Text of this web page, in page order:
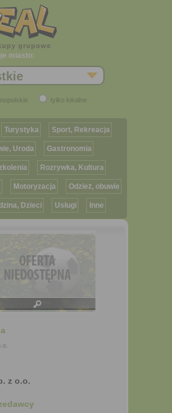
grupowe
miasto:
tylko lokalne
Turystyka Sport, Rekreacja
Uroda Gastronomia
Rozrywka, Kultura
Motoryzacja Odzież, obuwie
Dzieci Usługi Inne
z o.o.